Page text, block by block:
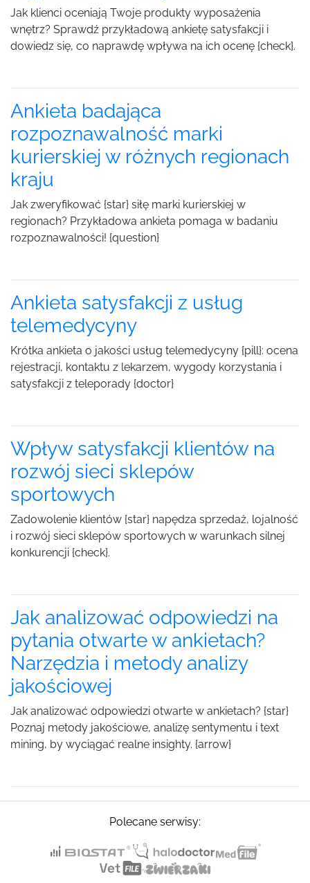
Jak klienci oceniają Twoje produkty wyposażenia
wnętrz? Sprawdź przykładową ankietę satysfakcji i
dowiedz się, co naprawdę wpływa na ich ocenę {check}.
Ankieta badająca
rozpoznawalność marki
kurierskiej w różnych regionach
kraju
Jak zweryfikować {star} siłę marki kurierskiej w
regionach? Przykładowa ankieta pomaga w badaniu
rozpoznawalności! {question}
Ankieta satysfakcji z usług
telemedycyny
Krótka ankieta o jakości usług telemedycyny {pill}: ocena
rejestracji, kontaktu z lekarzem, wygody korzystania i
satysfakcji z teleporady {doctor}
Wpływ satysfakcji klientów na
rozwój sieci sklepów
sportowych
Zadowolenie klientów {star} napędza sprzedaż, lojalność
i rozwój sieci sklepów sportowych w warunkach silnej
konkurencji {check}.
Jak analizować odpowiedzi na
pytania otwarte w ankietach?
Narzędzia i metody analizy
jakościowej
Jak analizować odpowiedzi otwarte w ankietach? {star}
Poznaj metody jakościowe, analizę sentymentu i text
mining, by wyciągać realne insighty. {arrow}
Polecane serwisy: